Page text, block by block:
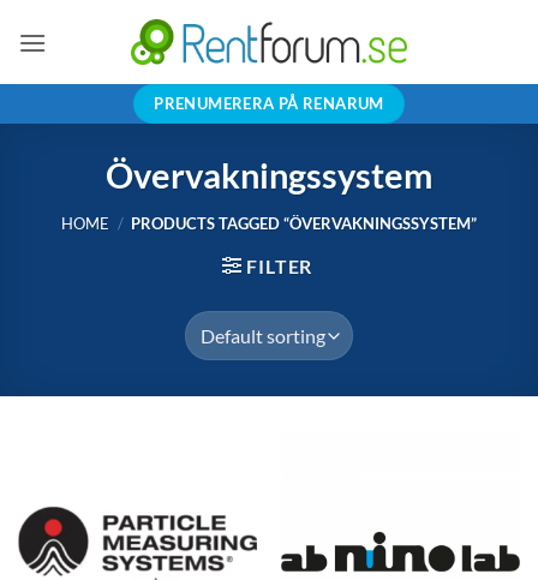
PRENUMERERA PÅ RENARUM
Övervakningssystem
HOME / PRODUCTS TAGGED “ÖVERVAKNINGSSYSTEM”
FILTER